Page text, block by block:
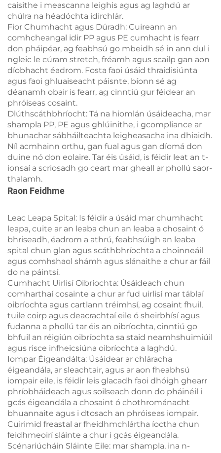
caisithe i meascanna leighis agus ag laghdú ar
chúlra na héadóchta idirchlár.
Fior Chumhacht agus Dúradh: Cuireann an
comhcheangal idir PP agus PE cumhacht is fearr
don pháipéar, ag feabhsú go mbeidh sé in ann dul i
ngleic le cúram stretch, fréamh agus scailp gan aon
díobhacht éadrom. Fosta faoi úsáid thraidisiúnta
agus faoi ghluaiseacht páisnte, bíonn sé ag
déanamh obair is fearr, ag cinntiú gur féidear an
phróiseas cosaint.
Dlúthscáthbhríocht: Tá na hiomlán úsáideacha, mar
shampla PP, PE agus ghlúinithe, i gcompliance ar
bhunachar sábháilteachta leigheasacha ina dhiaidh.
Níl acmhainn orthu, gan fual agus gan díomá don
duine nó don eolaire. Tar éis úsáid, is féidir leat an t-
ionsaí a scriosadh go ceart mar gheall ar phollú saor-
thalamh.
Raon Feidhme
Leac Leapa Spital: Is féidir a úsáid mar chumhacht
leapa, cuite ar an leaba chun an leaba a chosaint ó
bhriseadh, éadrom a athrú, feabhsúigh an leaba
spital chun glan agus scáthbhríochta a choinneáil
agus comhshaol shámh agus slánaithe a chur ar fáil
do na páintsí.
Cumhacht Uirlisí Oibríochta: Úsáideach chun
comharthaí cosainte a chur ar fud uirlisí mar táblaí
oibríochta agus cartlann tréimhsí, ag cosaint fhuil,
tuile coirp agus deacrachtaí eile ó sheirbhísí agus
fudanna a phollú tar éis an oibríochta, cinntiú go
bhfuil an réigiún oibríochta sa staid neamhshuimiúil
agus risce infheicsiúna oibríochta a laghdú.
Iompar Éigeandálta: Úsáidear ar chláracha
éigeandála, ar sleachtair, agus ar aon fheabhsú
iompair eile, is féidir leis glacadh faoi dhóigh ghearr
phríobháideach agus soilseach donn do pháinéil i
gcás éigeandála a chosaint ó chothrománacht
bhuannaite agus i dtosach an phróiseas iompair.
Cuirimid freastal ar fheidhmchlártha íoctha chun
feidhmeoirí sláinte a chur i gcás éigeandála.
Scénariúcháin Sláinte Eile: mar shampla, ina n-